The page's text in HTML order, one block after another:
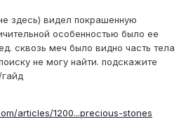
здесь) видел покрашенную
особенностью было ее
сквозь меч было видно часть тела
не могу найти. подскажите
articles/1200...precious-stones